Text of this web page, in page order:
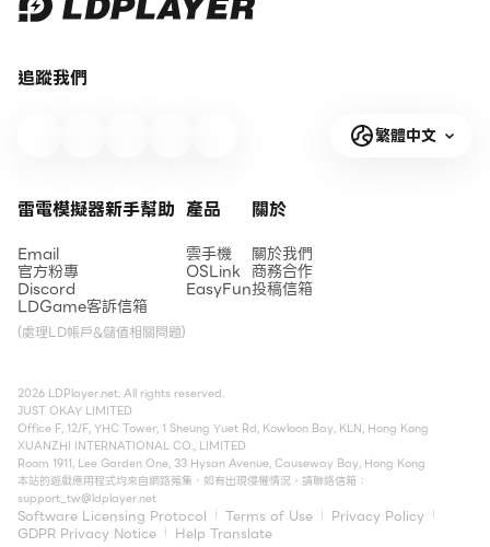
追蹤我們
繁體中文
雷電模擬器新手幫助
Email
官方粉專
Discord
LDGame客訴信箱
(處理LD帳戶&儲值相關問題)
產品
雲手機
OSLink
EasyFun
關於
關於我們
商務合作
投稿信箱
2026 LDPlayer.net. All rights reserved.
JUST OKAY LIMITED
Office F, 12/F, YHC Tower, 1 Sheung Yuet Rd, Kowloon Bay, KLN, Hong Kong
XUANZHI INTERNATIONAL CO., LIMITED
Room 1911, Lee Garden One, 33 Hysan Avenue, Causeway Bay, Hong Kong
本站的遊戲應用程式均來自網路蒐集，如有出現侵權情況，請聯絡信箱：
support_tw@ldplayer.net
Software Licensing Protocol Terms of Use
Privacy Policy
GDPR Privacy Notice
Help Translate